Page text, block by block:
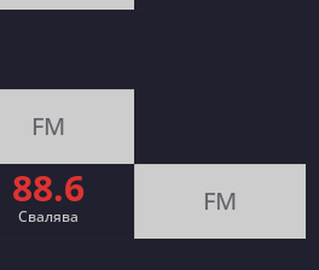
FM
88.6
Cвалява FM